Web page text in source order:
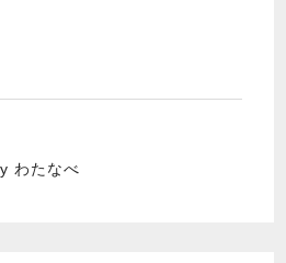
わたなべ